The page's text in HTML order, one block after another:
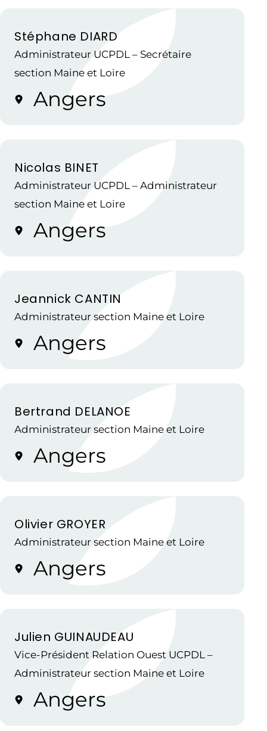
Stéphane DIARD
Administrateur UCPDL – Secrétaire
section Maine et Loire
Angers
Nicolas BINET
Administrateur UCPDL – Administrateur
section Maine et Loire
Angers
Jeannick CANTIN
Administrateur section Maine et Loire
Angers
Bertrand DELANOE
Administrateur section Maine et Loire
Angers
Olivier GROYER
Administrateur section Maine et Loire
Angers
Julien GUINAUDEAU
Vice-Président Relation Ouest UCPDL –
Administrateur section Maine et Loire
Angers